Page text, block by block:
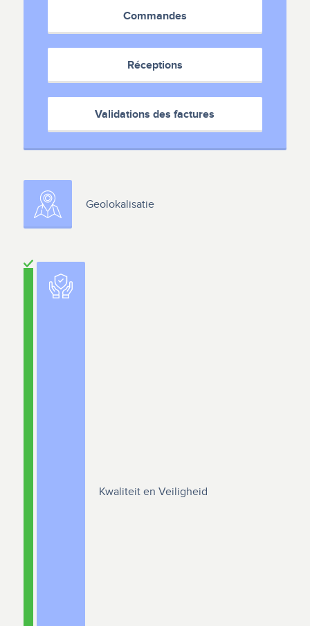
Commandes
Réceptions
Validations des factures
Geolokalisatie
Kwaliteit en Veiligheid